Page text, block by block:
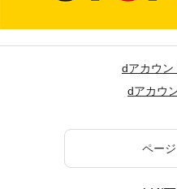
dアカウン
dアカウ
ペー